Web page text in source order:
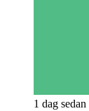
1 dag sedan